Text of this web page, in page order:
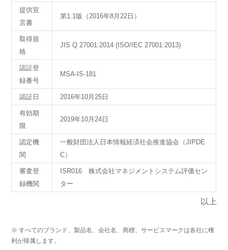
提供宣
言書
第1.1版（2016年8月22日）
取得規
格
JIS Q 27001:2014 (ISO/IEC 27001:2013)
認証登
録番号
MSA-IS-181
認証日 2016年10月25日
有効期
限
2019年10月24日
認定機
関
一般財団法人日本情報経済社会推進協会（JIPDE
C）
審査登
録機関
ISR016 株式会社マネジメントシステム評価セン
ター
以上
※ すべてのブランド、製品名、会社名、商標、サービスマークは各社に権
利が帰属します。